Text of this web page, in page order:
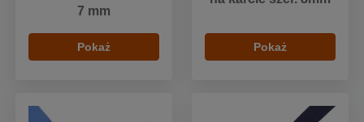
7 mm
Pokaż Pokaż